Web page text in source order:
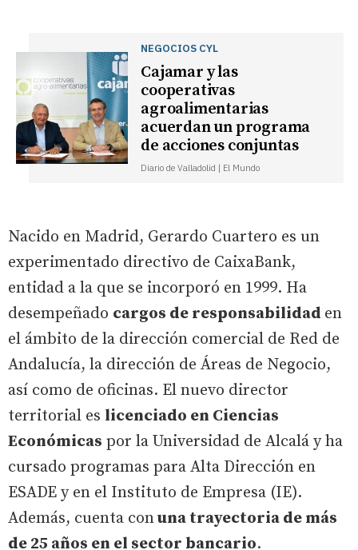
NEGOCIOS CYL
Cajamar y las
cooperativas
agroalimentarias
acuerdan un programa
de acciones conjuntas
Diario de Valladolid | El Mundo
Nacido en Madrid, Gerardo Cuartero es un
experimentado directivo de CaixaBank,
entidad a la que se incorporó en 1999. Ha
desempeñado cargos de responsabilidad en
el ámbito de la dirección comercial de Red de
Andalucía, la dirección de Áreas de Negocio,
así como de oficinas. El nuevo director
territorial es licenciado en Ciencias
Económicas por la Universidad de Alcalá y ha
cursado programas para Alta Dirección en
ESADE y en el Instituto de Empresa (IE).
Además, cuenta conuna trayectoria de más
de 25 años en el sector bancario.